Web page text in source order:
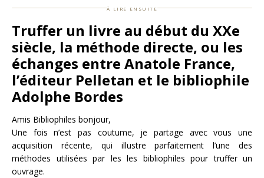
à lire ensuite
Truffer un livre au début du XXe
siècle, la méthode directe, ou les
échanges entre Anatole France,
l’éditeur Pelletan et le bibliophile
Adolphe Bordes
Amis Bibliophiles bonjour,
Une fois n’est pas coutume, je partage avec vous une
acquisition récente, qui illustre parfaitement l’une des
méthodes utilisées par les les bibliophiles pour truffer un
ouvrage.